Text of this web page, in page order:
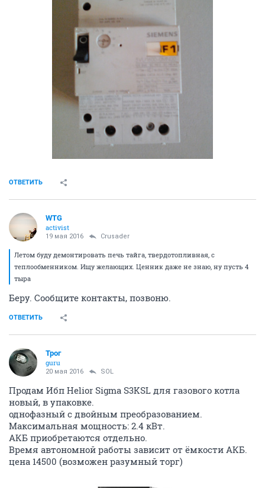
ОТВЕТИТЬ
WTG
activist
19 мая 2016 Crusader
Летом буду демонтировать печь тайга, твердотопливная, с
теплообменником. Ищу желающих. Ценник даже не знаю, ну пусть 4
тыра
Беру. Сообщите контакты, позвоню.
ОТВЕТИТЬ
Трог
guru
20 мая 2016 SOL
Продам Ибп Helior Sigma S3KSL для газового котла
новый, в упаковке.
однофазный с двойным преобразованием.
Максимальная мощность: 2.4 кВт.
АКБ приобретаются отдельно.
Время автономной работы зависит от ёмкости АКБ.
цена 14500 (возможен разумный торг)